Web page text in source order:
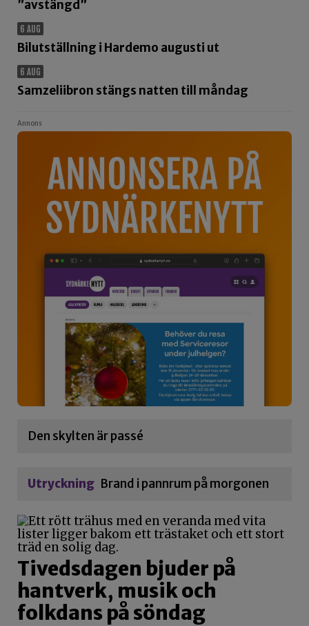
”avstängd”
6 AUG
Bilutställning i Hardemo augusti ut
6 AUG
Samzeliibron stängs natten till måndag
Annons
Den skylten är passé
Utryckning Brand i pannrum på morgonen
Tivedsdagen bjuder på
hantverk, musik och
folkdans på söndag